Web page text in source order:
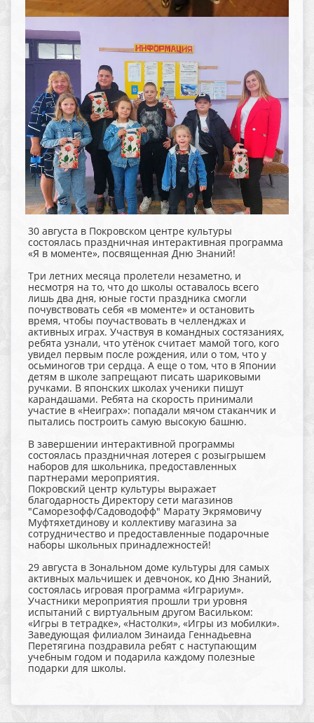
30 августа в Покровском центре культуры
состоялась праздничная интерактивная программа
«Я в моменте», посвященная Дню Знаний!
Три летних месяца пролетели незаметно, и
несмотря на то, что до школы оставалось всего
лишь два дня, юные гости праздника смогли
почувствовать себя «в моменте» и остановить
время, чтобы поучаствовать в челленджах и
активных играх. Участвуя в командных состязаниях,
ребята узнали, что утёнок считает мамой того, кого
увидел первым после рождения, или о том, что у
осьминогов три сердца. А еще о том, что в Японии
детям в школе запрещают писать шариковыми
ручками. В японских школах ученики пишут
карандашами. Ребята на скорость принимали
участие в «Неиграх»: попадали мячом стаканчик и
пытались построить самую высокую башню.
В завершении интерактивной программы
состоялась праздничная лотерея с розыгрышем
наборов для школьника, предоставленных
партнерами мероприятия.
Покровский центр культуры выражает
благодарность Директору сети магазинов
"Саморезофф/Садоводофф" Марату Экрямовичу
Муфтяхетдинову и коллективу магазина за
сотрудничество и предоставленные подарочные
наборы школьных принадлежностей!
29 августа в Зональном доме культуры для самых
активных мальчишек и девчонок, ко Дню Знаний,
состоялась игровая программа «Играриум».
Участники мероприятия прошли три уровня
испытаний с виртуальным другом Васильком:
«Игры в тетрадке», «Настолки», «Игры из мобилки».
Заведующая филиалом Зинаида Геннадьевна
Перетягина поздравила ребят с наступающим
учебным годом и подарила каждому полезные
подарки для школы.